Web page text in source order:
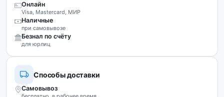
Онлайн
Visa, Mastercard, МИР
Наличные
при самовывозе
Безнал по счёту
для юрлиц
Способы доставки
Самовывоз